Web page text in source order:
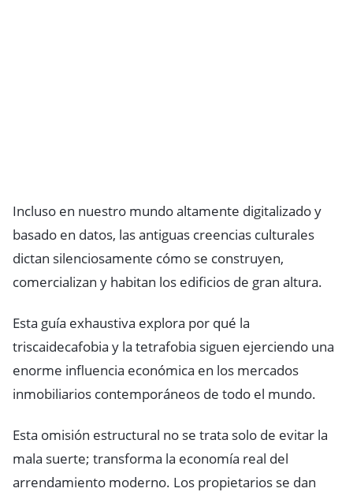
Incluso en nuestro mundo altamente digitalizado y
basado en datos, las antiguas creencias culturales
dictan silenciosamente cómo se construyen,
comercializan y habitan los edificios de gran altura.
Esta guía exhaustiva explora por qué la
triscaidecafobia y la tetrafobia siguen ejerciendo una
enorme influencia económica en los mercados
inmobiliarios contemporáneos de todo el mundo.
Esta omisión estructural no se trata solo de evitar la
mala suerte; transforma la economía real del
arrendamiento moderno. Los propietarios se dan